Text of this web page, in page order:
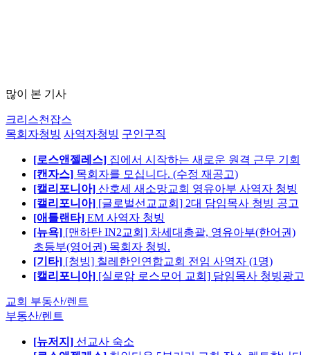
많이 본 기사
크리스천잡스
목회자청빙 사역자청빙 구인구직
[로스앤젤레스] 집에서 시작하는 새로운 원격 근무 기회
[캔자스] 목회자를 모십니다. (수정 재공고)
[캘리포니아] 산호세 새소망교회 영유아부 사역자 청빙
[캘리포니아] [글로벌선교교회] 2대 담임목사 청빙 공고
[애틀랜타] EM 사역자 청빙
[뉴욕] [맨하탄 IN2교회] 차세대총괄, 영유아부(한어권)
초등부(영어권) 목회자 청빙.
[기타] [청빙] 칠레한인연합교회 전임 사역자 (1명)
[캘리포니아] [실로암 로스모어 교회] 담임목사 청빙광고
교회 부동산/렌트
부동산/렌트
[뉴저지] 선교사 숙소